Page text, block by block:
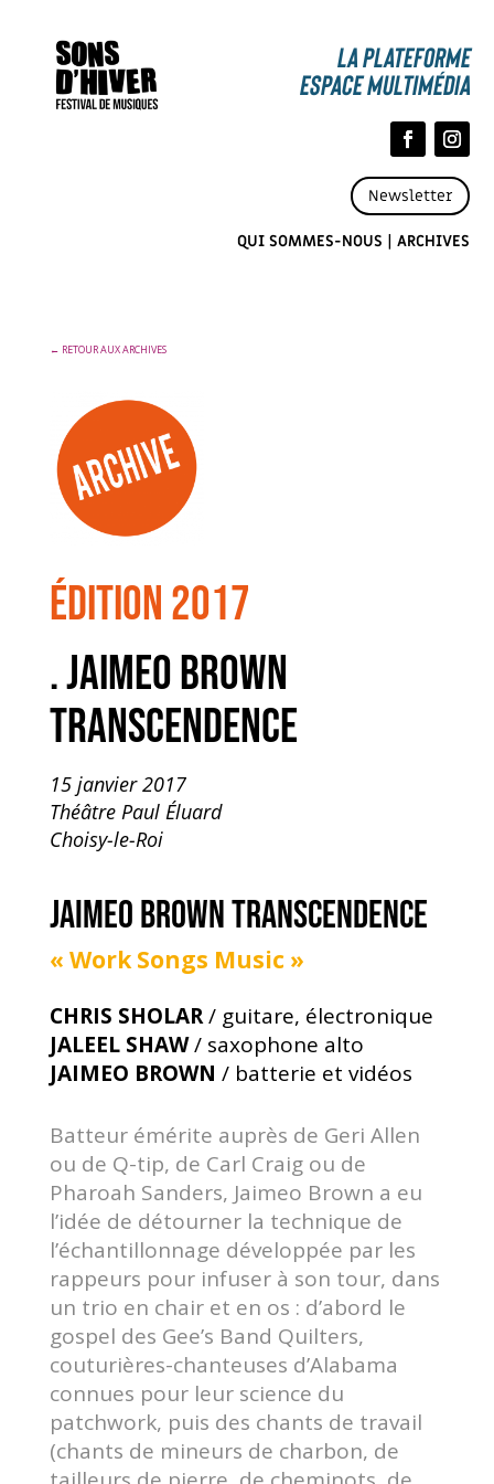
La Plateforme
espace multimédia
Newsletter
QUI SOMMES-NOUS ARCHIVES
← RETOUR AUX ARCHIVES
édition 2017
. JAIMEO BROWN
TRANSCENDENCE
15 janvier 2017
Théâtre Paul Éluard
Choisy-le-Roi
JAIMEO BROWN TRANSCENDENCE
« Work Songs Music »
CHRIS SHOLAR/ guitare, électronique
JALEEL SHAW/ saxophone alto
JAIMEO BROWN / batterie et vidéos
Batteur émérite auprès de Geri Allen
ou de Q-tip, de Carl Craig ou de
Pharoah Sanders, Jaimeo Brown a eu
l’idée de détourner la technique de
l’échantillonnage développée par les
rappeurs pour infuser à son tour, dans
un trio en chair et en os : d’abord le
gospel des Gee’s Band Quilters,
couturières-chanteuses d’Alabama
connues pour leur science du
patchwork, puis des chants de travail
(chants de mineurs de charbon, de